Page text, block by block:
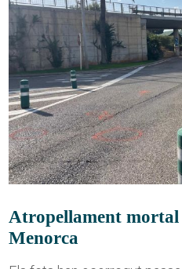
Atropellament mortal
Menorca